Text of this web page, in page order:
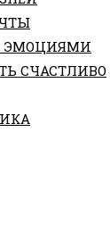
ЭМОЦИЯМИ
СЧАСТЛИВО